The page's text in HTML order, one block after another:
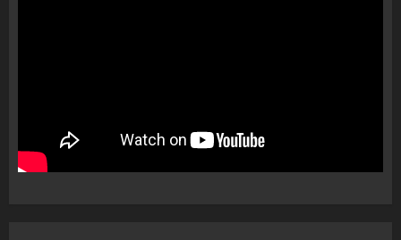
2
paralajmëron Instituti i
Gjeoshkencave, temperaturat
deri në 39°C